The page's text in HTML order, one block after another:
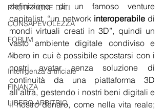
PROTEZIONE DATI
CONSAPEVOLEZZA
FORUM
AI
Intelligenza artificiale
FINANZA
LIBERO ARBITRIO
definizione di un famoso venture
capitalist, “un network interoperabile di
mondi virtuali creati in 3D”, quindi un
vasto ambiente digitale condiviso e
libero in cui è possibile spostarsi con i
nostri avatar senza soluzione di
continuità da una piattaforma 3D
all’altra, gestendo i nostri beni digitali e
il nostro denaro, come nella vita reale;